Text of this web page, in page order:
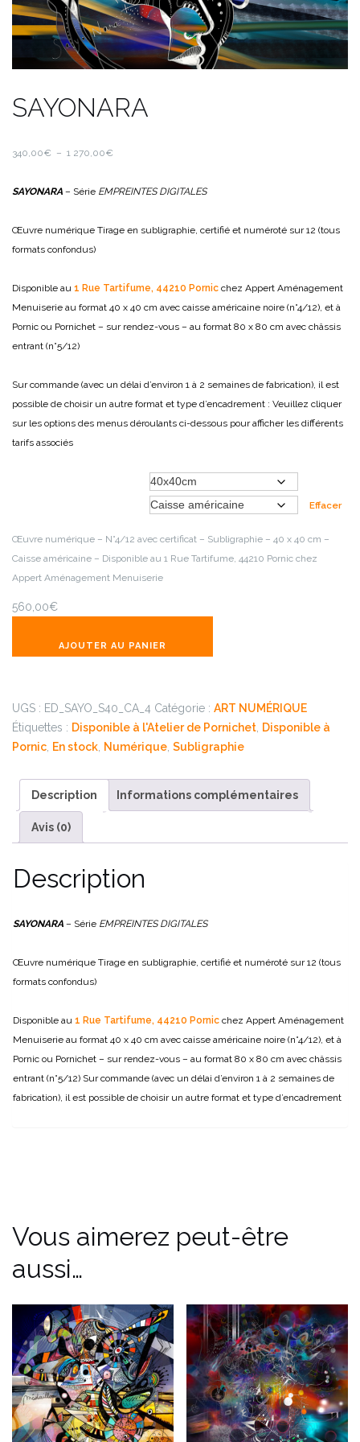
SAYONARA
340,00€ – 1 270,00€
prix :
à
SAYONARA – Série EMPREINTES DIGITALES
Œuvre numérique Tirage en subligraphie, certifié et numéroté sur 12 (tous
formats confondus)
Disponible au 1 Rue Tartifume, 44210 Pornic chez Appert Aménagement
Menuiserie au format 40 x 40 cm avec caisse américaine noire (n°4/12), et à
Pornic ou Pornichet – sur rendez-vous – au format 80 x 80 cm avec châssis
entrant (n°5/12)
Sur commande (avec un délai d’environ 1 à 2 semaines de fabrication), il est
possible de choisir un autre format et type d’encadrement : Veuillez cliquer
sur les options des menus déroulants ci-dessous pour afficher les différents
tarifs associés
Effacer
Œuvre numérique – N°4/12 avec certificat – Subligraphie – 40 x 40 cm –
Caisse américaine – Disponible au 1 Rue Tartifume, 44210 Pornic chez
Appert Aménagement Menuiserie
560,00€
AJOUTER AU PANIER
UGS : ED_SAYO_S40_CA_4 Catégorie : ART NUMÉRIQUE
Étiquettes : Disponible à l'Atelier de Pornichet, Disponible à
Pornic, En stock, Numérique, Subligraphie
Description Informations complémentaires
Avis (0)
Description
SAYONARA – Série EMPREINTES DIGITALES
Œuvre numérique Tirage en subligraphie, certifié et numéroté sur 12 (tous
formats confondus)
Disponible au 1 Rue Tartifume, 44210 Pornic chez Appert Aménagement
Menuiserie au format 40 x 40 cm avec caisse américaine noire (n°4/12), et à
Pornic ou Pornichet – sur rendez-vous – au format 80 x 80 cm avec châssis
entrant (n°5/12) Sur commande (avec un délai d’environ 1 à 2 semaines de
fabrication), il est possible de choisir un autre format et type d’encadrement
Vous aimerez peut-être
aussi…